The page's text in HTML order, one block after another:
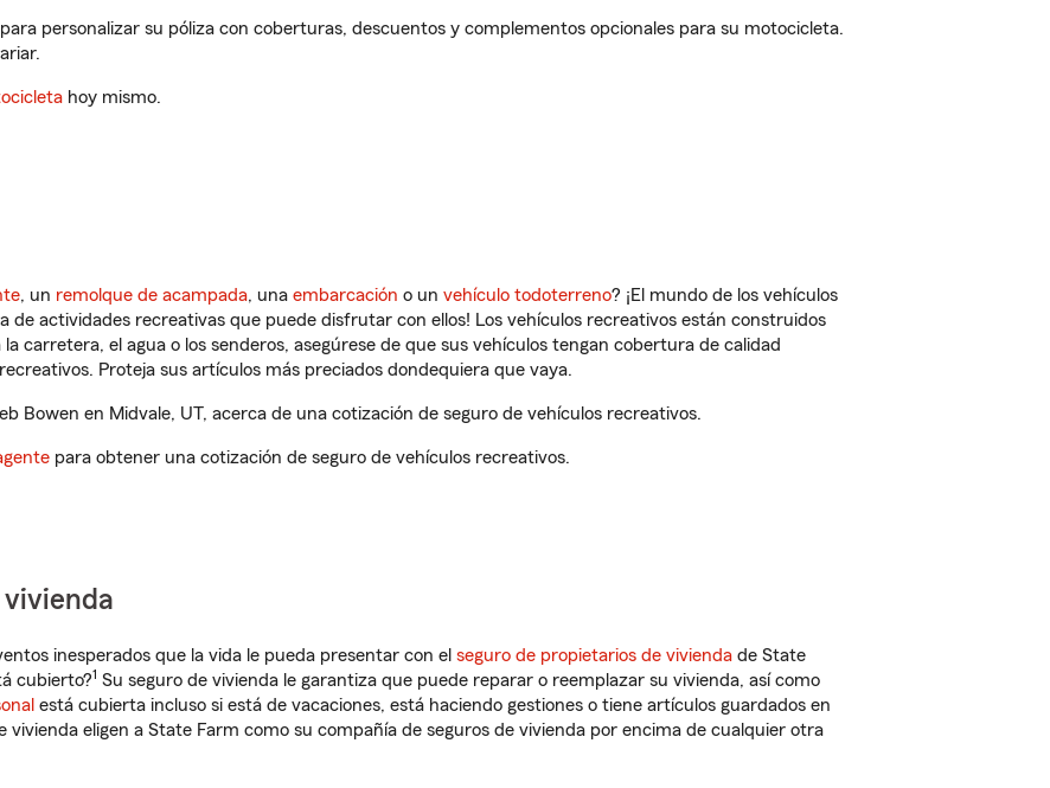
personalizar su póliza con coberturas, descuentos y complementos opcionales para su motocicleta.
hoy mismo.
, un remolque de acampada, una embarcación o un vehículo todoterreno? ¡El mundo de los vehículos
de actividades recreativas que puede disfrutar con ellos! Los vehículos recreativos están construidos
carretera, el agua o los senderos, asegúrese de que sus vehículos tengan cobertura de calidad
Proteja sus artículos más preciados dondequiera que vaya.
Bowen en Midvale, UT, acerca de una cotización de seguro de vehículos recreativos.
para obtener una cotización de seguro de vehículos recreativos.
inesperados que la vida le pueda presentar con el seguro de propietarios de vivienda de State
cubierto?1 Su seguro de vivienda le garantiza que puede reparar o reemplazar su vivienda, así como
está cubierta incluso si está de vacaciones, está haciendo gestiones o tiene artículos guardados en
vivienda eligen a State Farm como su compañía de seguros de vivienda por encima de cualquier otra